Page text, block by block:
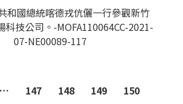
和國總統喀德戎伉儷一行參觀新竹
科技公司。-MOFA110064CC-2021-
07-NE00089-117
… 147 148 149
150